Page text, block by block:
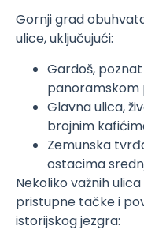
Gornji grad
ulice, uključujući:
Gardoš,
panoramskom
Glavna ulica,
brojnim
Zemunska
ostacima
Nekoliko važnih
pristupne tačke i
istorijskog jezgra: